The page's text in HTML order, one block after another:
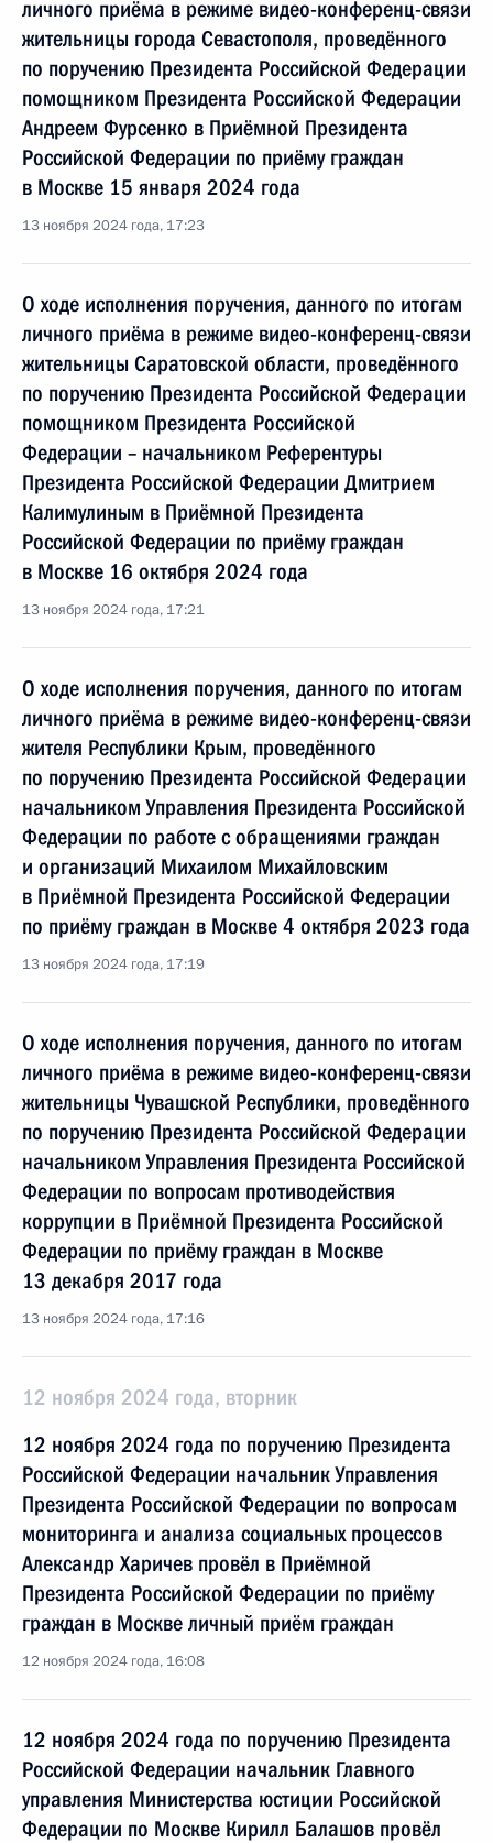
личного приёма в режиме видео-конференц-связи
жительницы города Севастополя, проведённого
по поручению Президента Российской Федерации
помощником Президента Российской Федерации
Андреем Фурсенко в Приёмной Президента
Российской Федерации по приёму граждан
в Москве 15 января 2024 года
13 ноября 2024 года, 17:23
О ходе исполнения поручения, данного по итогам
личного приёма в режиме видео-конференц-связи
жительницы Саратовской области, проведённого
по поручению Президента Российской Федерации
помощником Президента Российской
Федерации – начальником Референтуры
Президента Российской Федерации Дмитрием
Калимулиным в Приёмной Президента
Российской Федерации по приёму граждан
в Москве 16 октября 2024 года
13 ноября 2024 года, 17:21
О ходе исполнения поручения, данного по итогам
личного приёма в режиме видео-конференц-связи
жителя Республики Крым, проведённого
по поручению Президента Российской Федерации
начальником Управления Президента Российской
Федерации по работе с обращениями граждан
и организаций Михаилом Михайловским
в Приёмной Президента Российской Федерации
по приёму граждан в Москве 4 октября 2023 года
13 ноября 2024 года, 17:19
О ходе исполнения поручения, данного по итогам
личного приёма в режиме видео-конференц-связи
жительницы Чувашской Республики, проведённого
по поручению Президента Российской Федерации
начальником Управления Президента Российской
Федерации по вопросам противодействия
коррупции в Приёмной Президента Российской
Федерации по приёму граждан в Москве
13 декабря 2017 года
13 ноября 2024 года, 17:16
12 ноября 2024 года, вторник
12 ноября 2024 года по поручению Президента
Российской Федерации начальник Управления
Президента Российской Федерации по вопросам
мониторинга и анализа социальных процессов
Александр Харичев провёл в Приёмной
Президента Российской Федерации по приёму
граждан в Москве личный приём граждан
12 ноября 2024 года, 16:08
12 ноября 2024 года по поручению Президента
Российской Федерации начальник Главного
управления Министерства юстиции Российской
Федерации по Москве Кирилл Балашов провёл